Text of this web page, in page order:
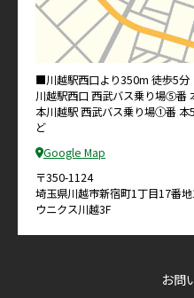
■川越駅西口より350m 徒歩5分
川越駅西口 西武バス乗り場⑤番
本川越駅 西武バス乗り場①番
ど
Google Map
〒350-1124
埼玉県川越市新宿町1丁目17番
ウニクス川越3F
お問